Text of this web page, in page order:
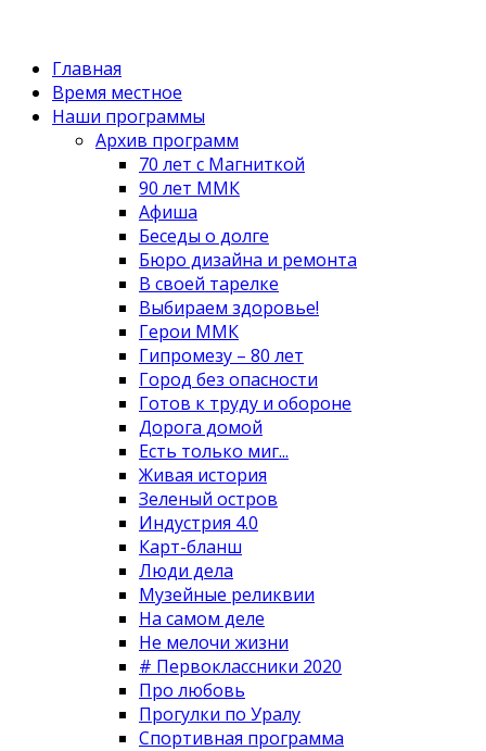
Главная
Время местное
Наши программы
Архив программ
70 лет с Магниткой
90 лет ММК
Афиша
Беседы о долге
Бюро дизайна и ремонта
В своей тарелке
Выбираем здоровье!
Герои ММК
Гипромезу – 80 лет
Город без опасности
Готов к труду и обороне
Дорога домой
Есть только миг...
Живая история
Зеленый остров
Индустрия 4.0
Карт-бланш
Люди дела
Музейные реликвии
На самом деле
Не мелочи жизни
# Первоклассники 2020
Про любовь
Прогулки по Уралу
Спортивная программа